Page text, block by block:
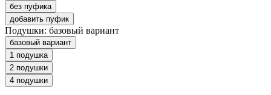
без пуфика
добавить пуфик
Подушки: базовый вариант
базовый вариант
1 подушка
2 подушки
4 подушки